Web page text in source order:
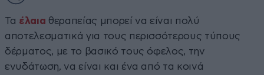
Τα έλαια θεραπείας μπορεί να είναι πολύ
αποτελεσματικά για τους περισσότερους τύπους
δέρματος, με το βασικό τους όφελος, την
ενυδάτωση, να είναι και ένα από τα κοινά